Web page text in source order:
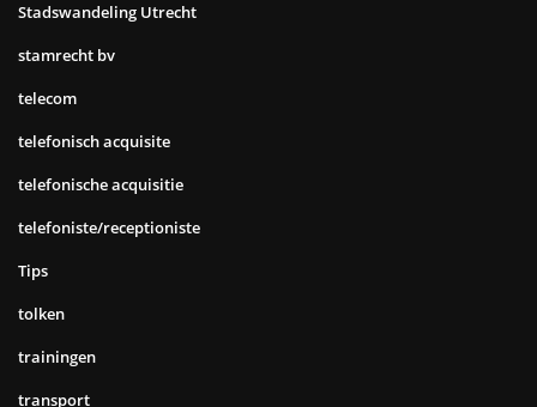
Stadswandeling Utrecht
stamrecht bv
telecom
telefonisch acquisite
telefonische acquisitie
telefoniste/receptioniste
Tips
tolken
trainingen
transport